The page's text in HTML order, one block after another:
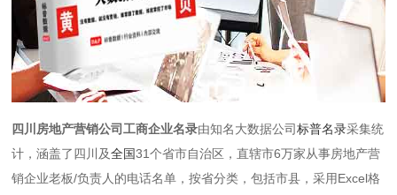
四川房地产营销公司工商企业名录由知名大数据公司标普名录采集统
计，涵盖了四川及全国31个省市自治区，直辖市6万家从事房地产营
销企业老板/负责人的电话名单，按省分类，包括市县，采用Excel格